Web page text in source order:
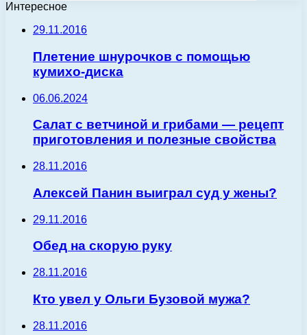
Интересное
29.11.2016
Плетение шнурочков с помощью
кумихо-диска
06.06.2024
Салат с ветчиной и грибами — рецепт
приготовления и полезные свойства
28.11.2016
Алексей Панин выиграл суд у жены?
29.11.2016
Обед на скорую руку
28.11.2016
Кто увел у Ольги Бузовой мужа?
28.11.2016